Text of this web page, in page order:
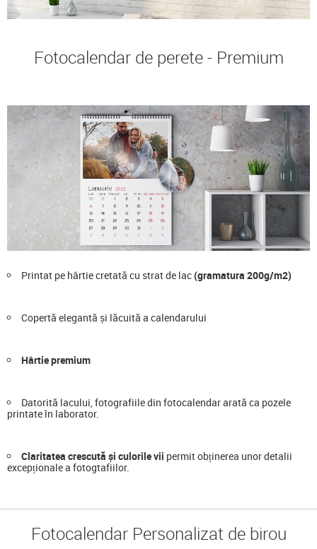
Fotocalendar de perete - Premium
Printat pe hârtie cretată cu strat de lac(gramatura 200g/m2)
Copertă elegantă și lăcuită a calendarului
Hârtie premium
Datorită lacului, fotografiile din fotocalendar arată ca pozele
printate în laborator.
Claritatea crescută și culorile vii permit obținerea unor detalii
excepționale a fotogtafiilor.
Fotocalendar Personalizat de birou